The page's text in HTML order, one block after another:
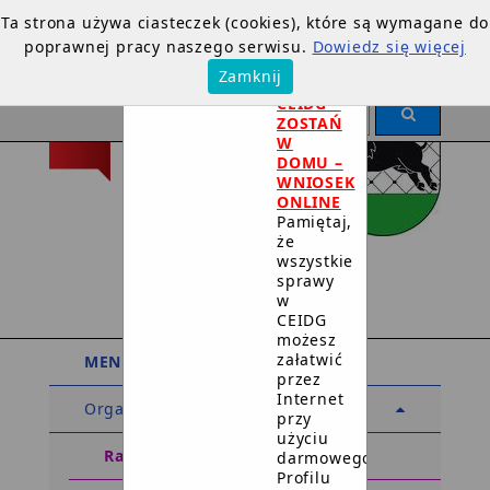
Urząd Miejski
w Debrznie
MENU PODMIOTOWE
Organy
Rada Miejska
Ta strona używa ciasteczek (cookies), które są wymagane do
poprawnej pracy naszego serwisu. Dowiedz się więcej
Zamknij
×
DOTYCZY
CEIDG –
ZOSTAŃ
W
DOMU –
WNIOSEK
ONLINE
Pamiętaj,
że
wszystkie
sprawy
w
CEIDG
możesz
załatwić
przez
Internet
przy
użyciu
darmowego
Profilu